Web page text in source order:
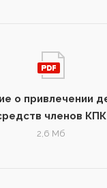
о привлечении
членов КПК
2,6 Мб